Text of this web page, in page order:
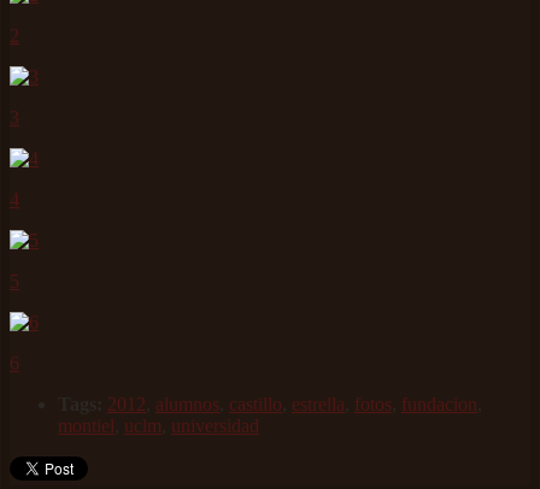
2
3
4
5
6
2012 alumnos castillo estrella fotos fundacion
montiel uclm universidad